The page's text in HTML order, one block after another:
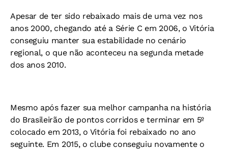
Apesar de ter sido rebaixado mais de uma vez nos
anos 2000, chegando até a Série C em 2006, o Vitória
conseguiu manter sua estabilidade no cenário
regional, o que não aconteceu na segunda metade
dos anos 2010.
Mesmo após fazer sua melhor campanha na história
do Brasileirão de pontos corridos e terminar em 5º
colocado em 2013, o Vitória foi rebaixado no ano
seguinte. Em 2015, o clube conseguiu novamente o